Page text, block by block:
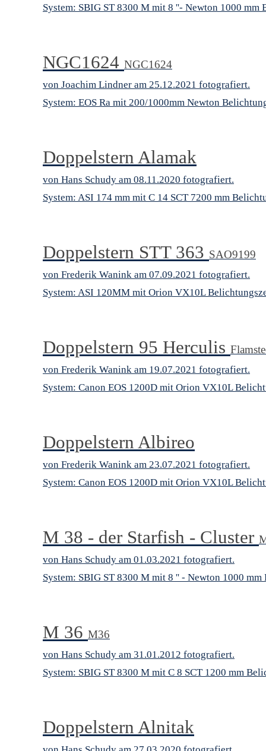
System: SBIG ST 8300 M mit 8 ''- Newton 1000
NGC1624 NGC1624
von Joachim Lindner am 25.12.2021 fotografiert.
System: EOS Ra mit 200/1000mm Newton
Doppelstern Alamak
von Hans Schudy am 08.11.2020 fotografiert.
System: ASI 174 mm mit C 14 SCT 7200 mm
Doppelstern STT 363 SAO9199
von Frederik Wanink am 07.09.2021 fotografiert.
System: ASI 120MM mit Orion VX10L
Doppelstern 95 Herculis
von Frederik Wanink am 19.07.2021 fotografiert.
System: Canon EOS 1200D mit Orion VX10L
Doppelstern Albireo
von Frederik Wanink am 23.07.2021 fotografiert.
System: Canon EOS 1200D mit Orion VX10L
M 38 - der Starfish - Cluster
von Hans Schudy am 01.03.2021 fotografiert.
System: SBIG ST 8300 M mit 8 '' - Newton 1000
M 36 M36
von Hans Schudy am 31.01.2012 fotografiert.
System: SBIG ST 8300 M mit C 8 SCT 1200 mm
Doppelstern Alnitak